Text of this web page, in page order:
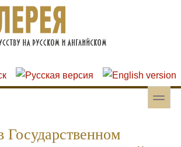
содержанию
toggle
Государственном